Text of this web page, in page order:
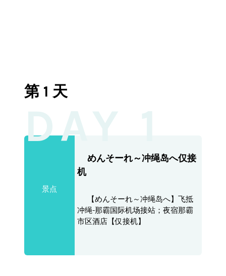
DAY 1
第 1 天
景点
めんそーれ～冲绳岛へ仅接
机
【めんそーれ～冲绳岛へ】飞抵
冲绳-那霸国际机场接站；夜宿那霸
市区酒店【仅接机】